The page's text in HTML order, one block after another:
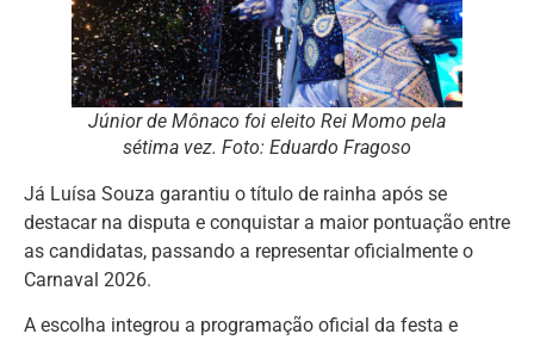
Júnior de Mônaco foi eleito Rei Momo pela
sétima vez. Foto: Eduardo Fragoso
Já Luísa Souza garantiu o título de rainha após se
destacar na disputa e conquistar a maior pontuação entre
as candidatas, passando a representar oficialmente o
Carnaval 2026.
A escolha integrou a programação oficial da festa e